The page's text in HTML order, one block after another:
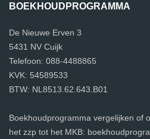
BOEKHOUDPROGRAMMA
De Nieuwe Erven 3
5431 NV Cuijk
Telefoon: 088-4488865
KVK: 54589533
BTW: NL8513.62.643.B01
Boekhoudprogramma vergelijken of
het zzp tot het MKB: